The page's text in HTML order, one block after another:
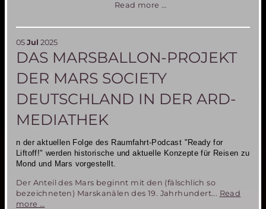
Read more …
05 Jul 2025
DAS MARSBALLON-PROJEKT
DER MARS SOCIETY
DEUTSCHLAND IN DER ARD-
MEDIATHEK
n der aktuellen Folge des Raumfahrt-Podcast "Ready for
Liftoff!" werden historische und aktuelle Konzeptefür Reisen zu
Mond und Mars vorgestellt.
Der Anteil des Mars beginnt mit den (fälschlich so
bezeichneten) Marskanälen des 19. Jahrhundert... Read
more …